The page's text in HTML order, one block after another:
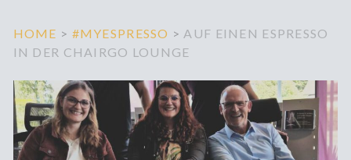
HOME > #MYESPRESSO > AUF EINEN ESPRESSO
IN DER CHAIRGO LOUNGE